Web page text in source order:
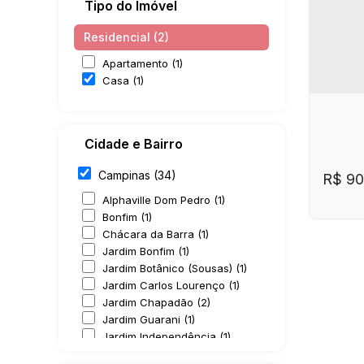
Tipo do Imóvel
Residencial (2)
Apartamento (1)
Casa (1)
Cidade e Bairro
Campinas (34)
Alphaville Dom Pedro (1)
Bonfim (1)
Chácara da Barra (1)
Jardim Bonfim (1)
Jardim Botânico (Sousas) (1)
Jardim Carlos Lourenço (1)
Jardim Chapadão (2)
Jardim Guarani (1)
Jardim Independência (1)
R$